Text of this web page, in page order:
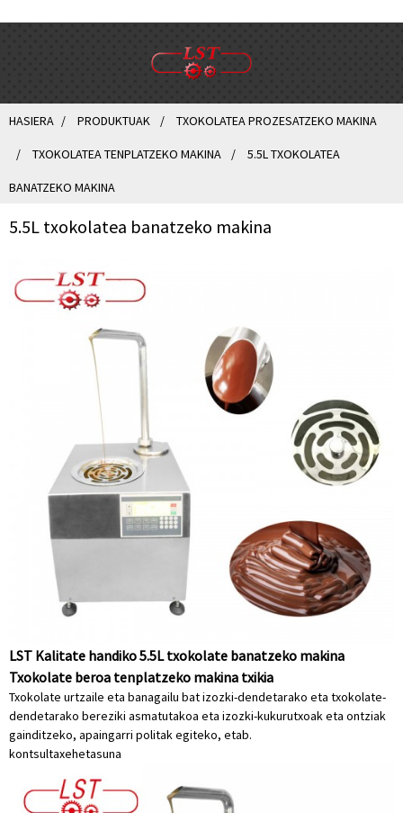
HASIERA PRODUKTUAK TXOKOLATEA PROZESATZEKO MAKINA
TXOKOLATEA TENPLATZEKO MAKINA 5.5L TXOKOLATEA
BANATZEKO MAKINA
5.5L txokolatea banatzeko makina
LST Kalitate handiko 5.5L txokolate banatzeko makina
Txokolate beroa tenplatzeko makina txikia
Txokolate urtzaile eta banagailu bat izozki-dendetarako eta txokolate-
dendetarako bereziki asmatutakoa eta izozki-kukurutxoak eta ontziak
gainditzeko, apaingarri politak egiteko, etab.
kontsultaxehetasuna